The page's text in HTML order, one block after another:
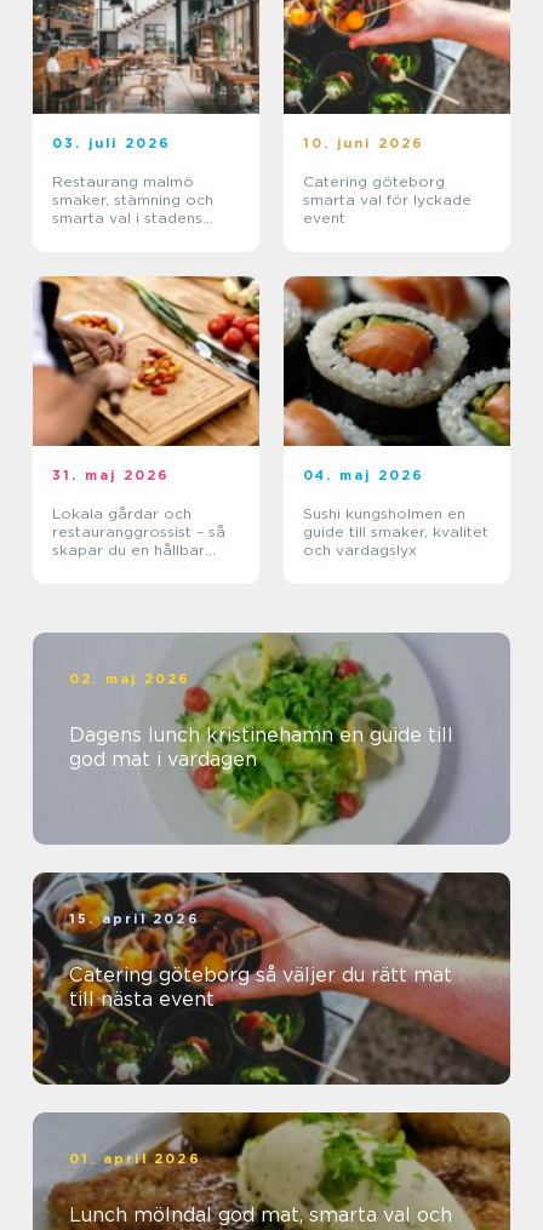
03. juli 2026
Restaurang malmö
smaker, stämning och
smarta val i stadens
10. juni 2026
Catering göteborg
smarta val för lyckade
event
31. maj 2026
Lokala gårdar och
restauranggrossist – så
skapar du en hållbar
04. maj 2026
Sushi kungsholmen en
guide till smaker, kvalitet
och vardagslyx
02. maj 2026
Dagens lunch kristinehamn en guide till
god mat i vardagen
15. april 2026
Catering göteborg så väljer du rätt mat
till nästa event
01. april 2026
Lunch mölndal god mat, smarta val och